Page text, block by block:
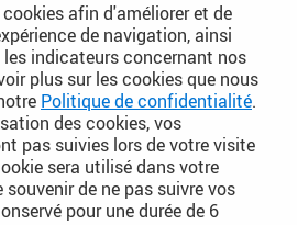
de Vente
afin d'améliorer et de
de navigation, ainsi
indicateurs concernant nos
plus sur les cookies que nous
Politique de confidentialité.
des cookies, vos
pas suivies lors de votre visite
sera utilisé dans votre
de ne pas suivre vos
pour une durée de 6